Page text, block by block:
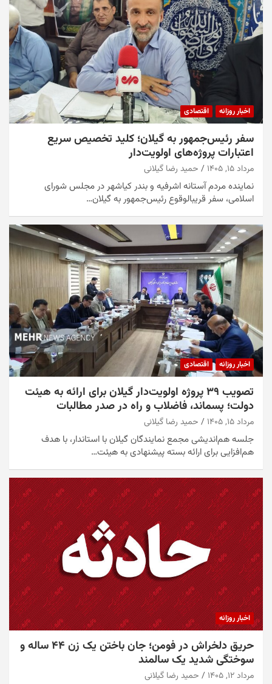
اخبار روزانه اقتصادی
سفر رئیس‌جمهور به گیلان؛ کلید تخصیص سریع
اعتبارات پروژه‌های اولویت‌دار
مرداد ۱۵, ۱۴۰۵ حمید رضا گیلانی
نماینده مردم آستانه اشرفیه و بندر کیاشهر در مجلس شورای
اسلامی، سفر قریبالوقوع رئیس‌جمهور به گیلان…
اخبار روزانه اقتصادی
تصویب ۳۹ پروژه اولویت‌دار گیلان برای ارائه به هیئت
دولت؛ پسماند، فاضلاب و راه در صدر مطالبات
مرداد ۱۵, ۱۴۰۵ حمید رضا گیلانی
جلسه هم‌اندیشی مجمع نمایندگان گیلان با استاندار، با هدف
هم‌افزایی برای ارائه بسته پیشنهادی به هیئت…
اخبار روزانه
حریق دلخراش در فومن؛ جان باختن یک زن ۴۴ ساله و
سوختگی شدید یک سالمند
مرداد ۱۲, ۱۴۰۵ حمید رضا گیلانی